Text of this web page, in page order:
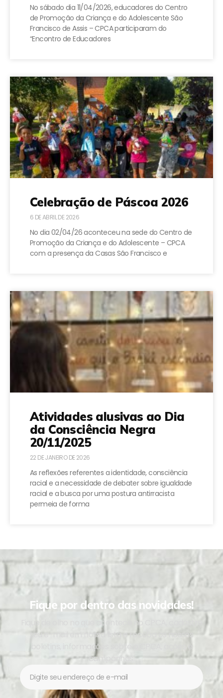
No sábado dia 11/04/2026, educadores do Centro
de Promoção da Criança e do Adolescente São
Francisco de Assis – CPCA participaram do
“Encontro de Educadores
Celebração de Páscoa 2026
6 DE ABRIL DE 2026
No dia 02/04/26 aconteceu na sede do Centro de
Promoção da Criança e do Adolescente – CPCA
com a presença da Casas São Francisco e
Atividades alusivas ao Dia
da Consciência Negra
20/11/2025
22 DE JANEIRO DE 2026
As reflexões referentes a identidade, consciência
racial e a necessidade de debater sobre igualdade
racial e a busca por uma postura antirracista
permeia de forma
Fique por dentro das novidades!
Fique de olho no que acontece no CPCA, cadastre
seu e-mail em nossa lista e receba os nossos
boletins, informações sobre o CPCA, ações e
campanhas.